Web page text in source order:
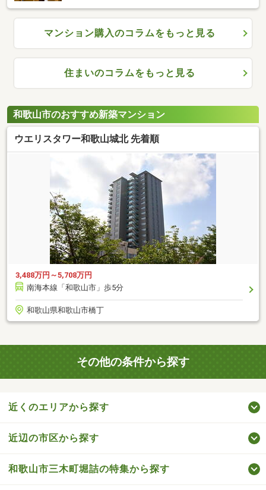
マンション購入のコラムをもっと見る
住まいのコラムをもっと見る
和歌山市のおすすめ新築マンション
ウエリスタワー和歌山城北 先着順
3,488万円～5,708万円
南海本線「和歌山市」歩5分
和歌山県和歌山市橋丁
その他の条件から探す
近くのエリアから探す
近辺の市区から探す
和歌山市三木町堀詰の特集から探す